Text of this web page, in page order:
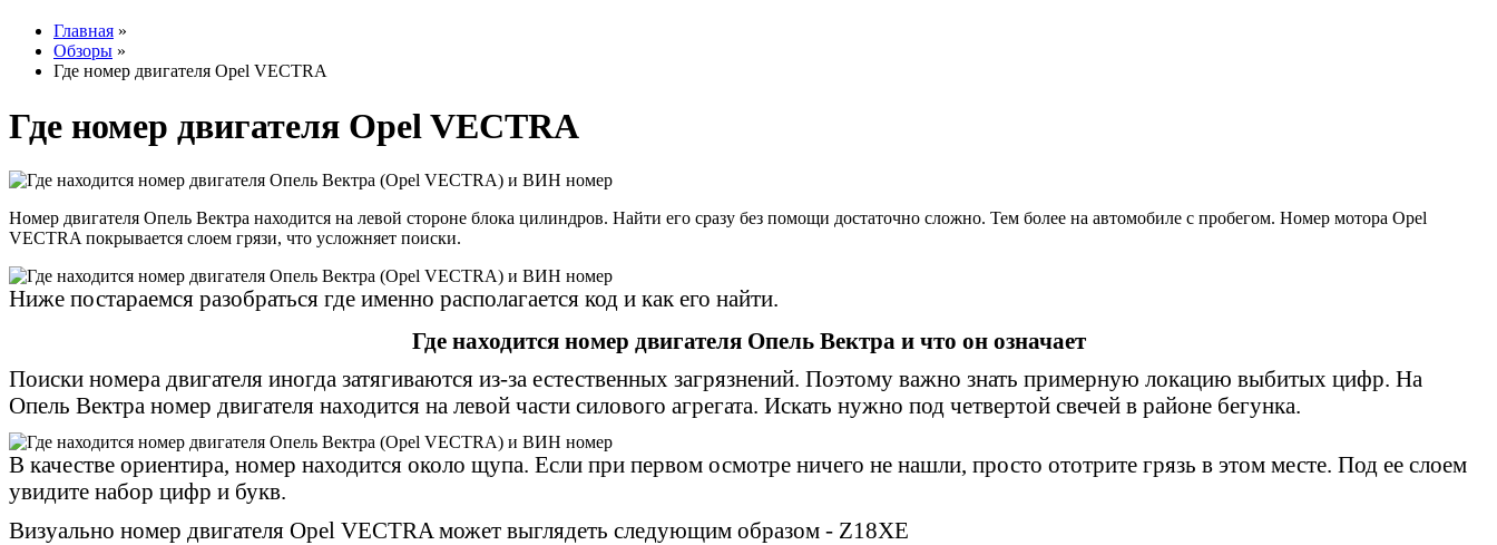
Главная »
Обзоры »
Где номер двигателя Opel VECTRA
Где номер двигателя Opel VECTRA
Номер двигателя Опель Вектра находится на левой стороне блока цилиндров. Найти его сразу без помощи достаточно сложно. Тем более на автомобиле с пробегом. Номер мотора Opel
VECTRA покрывается слоем грязи, что усложняет поиски.
Ниже постараемся разобраться где именно располагается код и как его найти.
Где находится номер двигателя Опель Вектра и что он означает
Поиски номера двигателя иногда затягиваются из-за естественных загрязнений. Поэтому важно знать примерную локацию выбитых цифр. На
Опель Вектра номер двигателя находится на левой части силового агрегата. Искать нужно под четвертой свечей в районе бегунка.
В качестве ориентира, номер находится около щупа. Если при первом осмотре ничего не нашли, просто ототрите грязь в этом месте. Под ее слоем
увидите набор цифр и букв.
Визуально номер двигателя Opel VECTRA может выглядеть следующим образом - Z18XЕ